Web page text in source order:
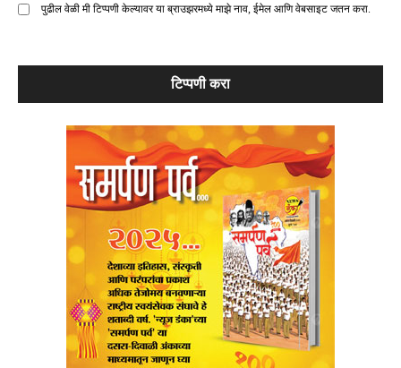
पुढील वेळी मी टिप्पणी केल्यावर या ब्राउझरमध्ये माझे नाव, ईमेल आणि वेबसाइट जतन करा.